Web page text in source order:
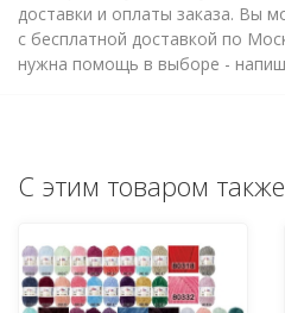
доставки и оплаты заказа. Вы
с бесплатной доставкой по
нужна помощь в выборе -
С этим товаром